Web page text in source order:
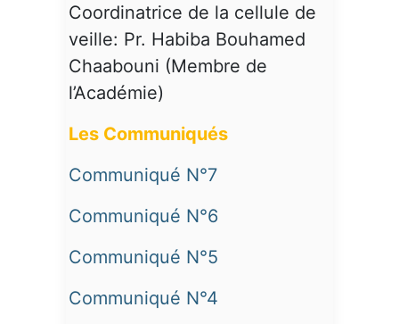
Coordinatrice de la cellule de
veille: Pr. Habiba Bouhamed
Chaabouni (Membre de
l’Académie)
Les Communiqués
Communiqué N°7
Communiqué N°6
Communiqué N°5
Communiqué N°4